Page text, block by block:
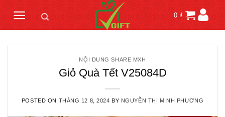
content
0 ₫
NỘI DUNG SHARE MXH
Giỏ Quà Tết V25084D
POSTED ON THÁNG 12 8, 2024 BY NGUYỄN THỊ MINH PHƯƠNG